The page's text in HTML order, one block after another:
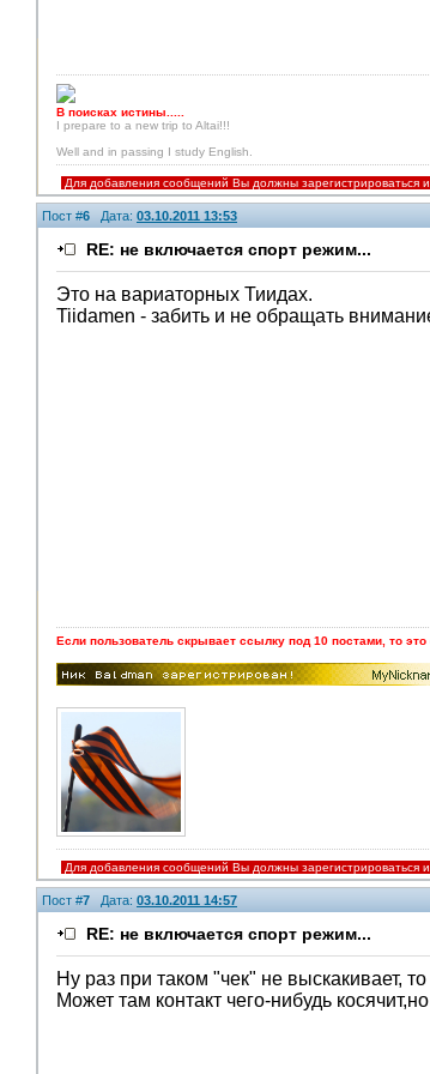
В поисках истины.....
I prepare to a new trip to Altai!!!
Well and in passing I study English.
Для добавления сообщений Вы должны зарегистрироваться
Пост #6 Дата: 03.10.2011 13:53
RE: не включается спорт режим...
Это на вариаторных Тиидах.
Tiidamen - забить и не обращать
Если пользователь скрывает ссылку под 10 постами, то
Для добавления сообщений Вы должны зарегистрироваться
Пост #7 Дата: 03.10.2011 14:57
RE: не включается спорт режим...
Ну раз при таком "чек" не выскакивает,
Может там контакт чего-нибудь